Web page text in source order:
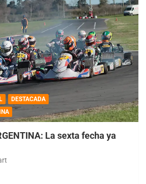
DESTACADA
La sexta fecha ya